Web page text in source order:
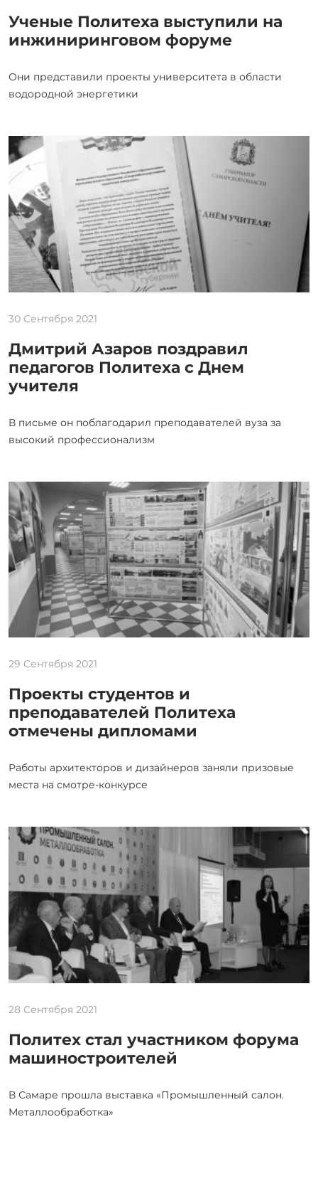
Ученые Политеха выступили на
инжиниринговом форуме
Они представили проекты университета в области
водородной энергетики
30 Сентября 2021
Дмитрий Азаров поздравил
педагогов Политеха с Днем
учителя
В письме он поблагодарил преподавателей вуза за
высокий профессионализм
29 Сентября 2021
Проекты студентов и
преподавателей Политеха
отмечены дипломами
Работы архитекторов и дизайнеров заняли призовые
места на смотре-конкурсе
28 Сентября 2021
Политех стал участником форума
машиностроителей
В Самаре прошла выставка «Промышленный салон.
Металлообработка»